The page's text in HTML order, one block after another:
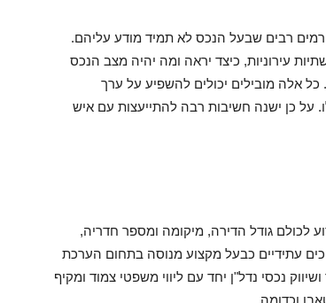
רבים שבעל הנכס לא תמיד מודע עליהם.
עירוניות, כיצד יראה ומה יהיה מצב הנכס
כל אלה מובילים יכולים להשפיע על ערך
על כן ישנה חשיבות רבה להתייעצות עם איש
לכולם גודל הדירה, מיקומה ומספר חדריה,
עתידיים כבעל מקצוע מנוסה בתחום הערכת
נכסי נדל"ן יחד עם ליווי משפטי צמוד ומקיף
וכדומה.